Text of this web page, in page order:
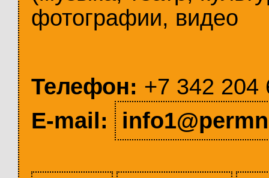
фотографии, видео
Телефон: +7 342 204
E-mail: